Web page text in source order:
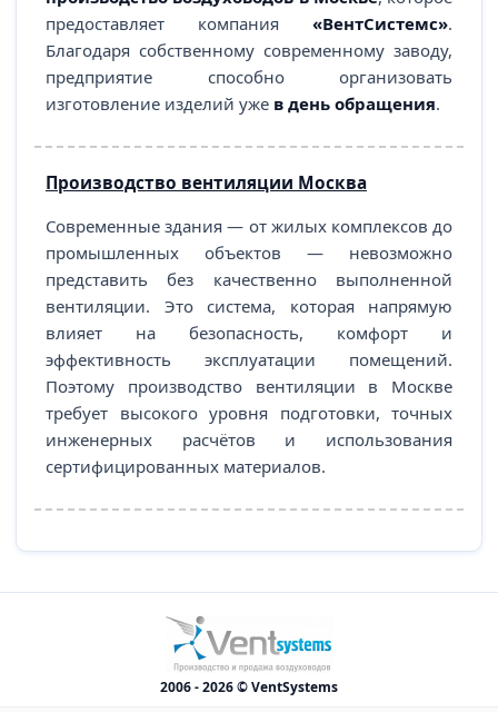
предоставляет компания «ВентСистемс».
Благодаря собственному современному заводу,
предприятие способно организовать
изготовление изделий уже в день обращения.
Производство вентиляции Москва
Современные здания — от жилых комплексов до
промышленных объектов — невозможно
представить без качественно выполненной
вентиляции. Это система, которая напрямую
влияет на безопасность, комфорт и
эффективность эксплуатации помещений.
Поэтому производство вентиляции в Москве
требует высокого уровня подготовки, точных
инженерных расчётов и использования
сертифицированных материалов.
2006 - 2026 © VentSystems